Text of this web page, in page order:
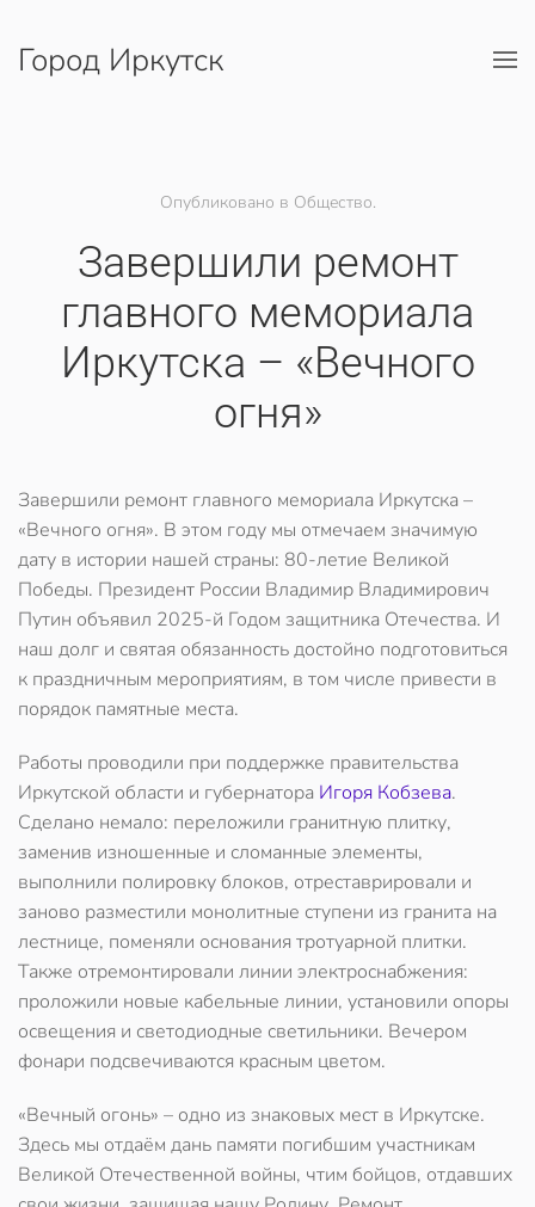
Перейти к содержимому
Город Иркутск
Опубликовано в Общество.
Завершили ремонт
главного мемориала
Иркутска – «Вечного
огня»
Завершили ремонт главного мемориала Иркутска –
«Вечного огня». В этом году мы отмечаем значимую
дату в истории нашей страны: 80-летие Великой
Победы. Президент России Владимир Владимирович
Путин объявил 2025-й Годом защитника Отечества. И
наш долг и святая обязанность достойно подготовиться
к праздничным мероприятиям, в том числе привести в
порядок памятные места.
Работы проводили при поддержке правительства
Иркутской области и губернатора Игоря Кобзева.
Сделано немало: переложили гранитную плитку,
заменив изношенные и сломанные элементы,
выполнили полировку блоков, отреставрировали и
заново разместили монолитные ступени из гранита на
лестнице, поменяли основания тротуарной плитки.
Также отремонтировали линии электроснабжения:
проложили новые кабельные линии, установили опоры
освещения и светодиодные светильники. Вечером
фонари подсвечиваются красным цветом.
«Вечный огонь» – одно из знаковых мест в Иркутске.
Здесь мы отдаём дань памяти погибшим участникам
Великой Отечественной войны, чтим бойцов, отдавших